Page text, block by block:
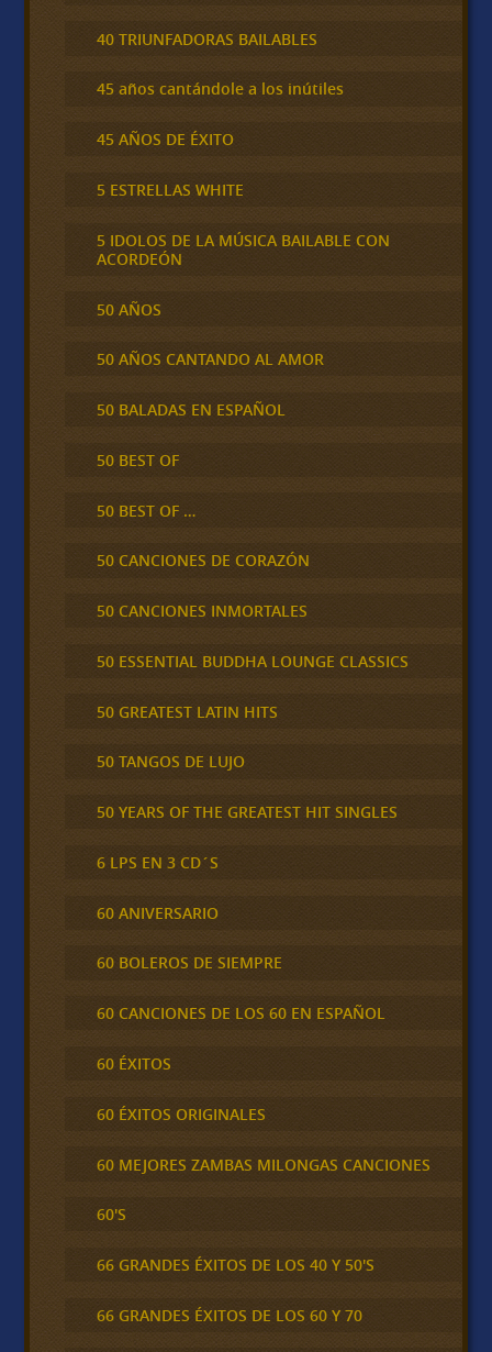
40 TRIUNFADORAS BAILABLES
45 años cantándole a los inútiles
45 AÑOS DE ÉXITO
5 ESTRELLAS WHITE
5 IDOLOS DE LA MÚSICA BAILABLE CON
ACORDEÓN
50 AÑOS
50 AÑOS CANTANDO AL AMOR
50 BALADAS EN ESPAÑOL
50 BEST OF
50 BEST OF …
50 CANCIONES DE CORAZÓN
50 CANCIONES INMORTALES
50 ESSENTIAL BUDDHA LOUNGE CLASSICS
50 GREATEST LATIN HITS
50 TANGOS DE LUJO
50 YEARS OF THE GREATEST HIT SINGLES
6 LPS EN 3 CD´S
60 ANIVERSARIO
60 BOLEROS DE SIEMPRE
60 CANCIONES DE LOS 60 EN ESPAÑOL
60 ÉXITOS
60 ÉXITOS ORIGINALES
60 MEJORES ZAMBAS MILONGAS CANCIONES
60'S
66 GRANDES ÉXITOS DE LOS 40 Y 50'S
66 GRANDES ÉXITOS DE LOS 60 Y 70